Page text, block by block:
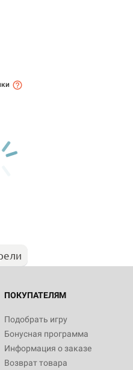
ПОКУПАТЕЛЯМ
Подобрать игру
Бонусная программа
Информация о заказе
Возврат товара